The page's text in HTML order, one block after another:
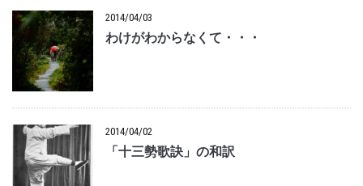
2014/04/03
わけがわからなくて・・・
2014/04/02
「十三勢歌訣」の和訳